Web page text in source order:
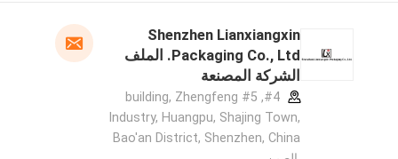
Shenzhen Lianxiangxin
Packaging Co., Ltd. الملف
الشركة المصنعة
#4, #5 building, Zhengfeng
Industry, Huangpu, Shajing Town,
Bao'an District, Shenzhen, China